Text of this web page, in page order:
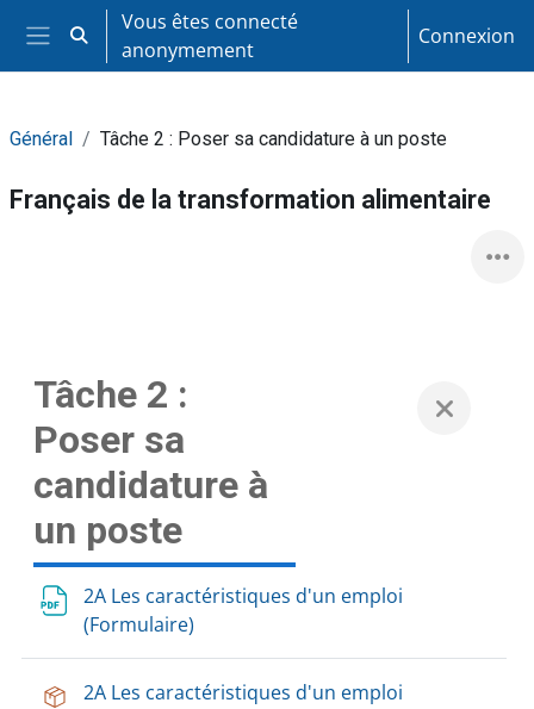
Passer au contenu principal
Panneau latéral
Activer/désactiver la saisie de recherche
Vous êtes connecté
anonymement
Connexion
Général Tâche 2 : Poser sa candidature à un poste
Français de la transformation alimentaire
Tâche 2 :
Poser sa
candidature à
un poste
2A Les caractéristiques d'un emploi
(Formulaire)
2A Les caractéristiques d'un emploi